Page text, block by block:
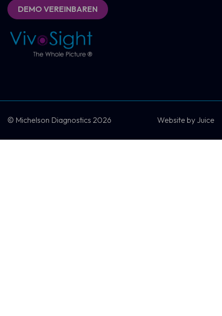
DEMO VEREINBAREN KONTAKT
DEMO VEREINBAREN
© Michelson Diagnostics 2026 Website by Juice